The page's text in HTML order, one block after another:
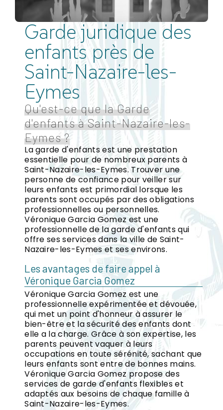
Garde juridique des
enfants près de
Saint-Nazaire-les-
Eymes
Qu'est-ce que la Garde
d'enfants à Saint-Nazaire-les-
Eymes ?
La garde d'enfants est une prestation
essentielle pour de nombreux parents à
Saint-Nazaire-les-Eymes. Trouver une
personne de confiance pour veiller sur
leurs enfants est primordial lorsque les
parents sont occupés par des obligations
professionnelles ou personnelles.
Véronique Garcia Gomez est une
professionnelle de la garde d'enfants qui
offre ses services dans la ville de Saint-
Nazaire-les-Eymes et ses environs.
Les avantages de faire appel à
Véronique Garcia Gomez
Véronique Garcia Gomez est une
professionnelle expérimentée et dévouée,
qui met un point d'honneur à assurer le
bien-être et la sécurité des enfants dont
elle a la charge. Grâce à son expertise, les
parents peuvent vaquer à leurs
occupations en toute sérénité, sachant que
leurs enfants sont entre de bonnes mains.
Véronique Garcia Gomez propose des
services de garde d'enfants flexibles et
adaptés aux besoins de chaque famille à
Saint-Nazaire-les-Eymes.